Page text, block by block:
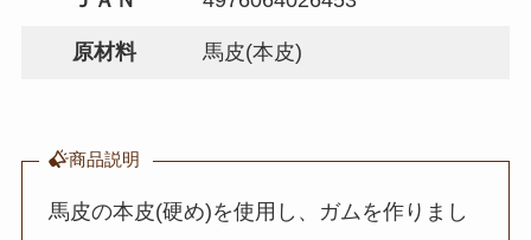
原材料 馬皮(本皮)
商品説明
馬皮の本皮(硬め)を使用し、ガムを作りまし